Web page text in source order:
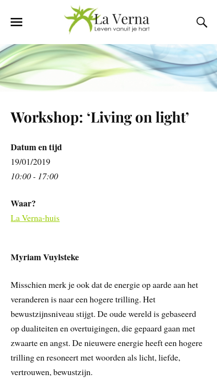
Workshop: ‘Living on light’
Datum en tijd
19/01/2019
10:00 - 17:00
Waar?
La Verna-huis
Myriam Vuylsteke
Misschien merk je ook dat de energie op aarde aan het
veranderen is naar een hogere trilling. Het
bewustzijnsniveau stijgt. De oude wereld is gebaseerd
op dualiteiten en overtuigingen, die gepaard gaan met
zwaarte en angst. De nieuwere energie heeft een hogere
trilling en resoneert met woorden als licht, liefde,
vertrouwen, bewustzijn.